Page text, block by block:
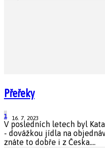
Přeřeky
16. 7. 2023
1
V posledních letech byl
- dovážkou jídla na
znáte to dobře i z Česka....